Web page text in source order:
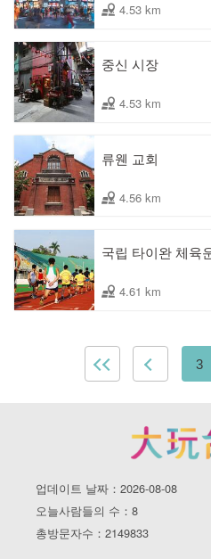
4.53 km
중신 시장
4.53 km
류웬 교회
4.56 km
국립 타이완 체육
4.61 km
3
업데이트 날짜：2026-08-08
오늘사람들의 수：8
총방문자수：2149833